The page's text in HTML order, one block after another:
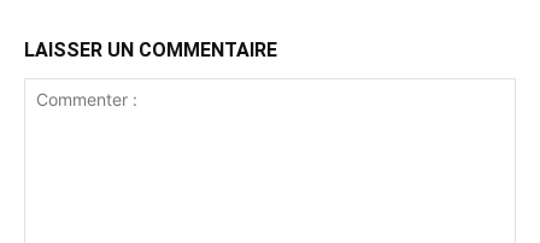
LAISSER UN COMMENTAIRE